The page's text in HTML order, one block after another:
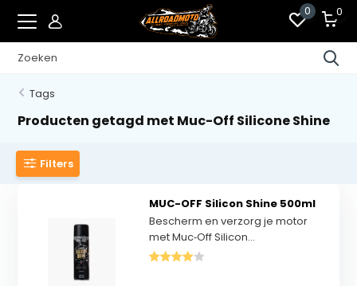
0 0
Tags
Producten getagd met Muc-Off Silicone Shine
Filters
MUC-OFF Silicon Shine 500ml
Bescherm en verzorg je motor
met Muc‑Off Silicon...